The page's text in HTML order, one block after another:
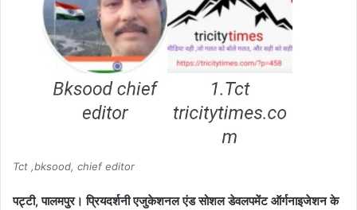
Tct ,bksood, chief editor
पट्टी, पालमपुर। प्रियदर्शनी एजुकेशनल एंड सोशल डेवलपमेंट ऑर्गनाइजेशन के